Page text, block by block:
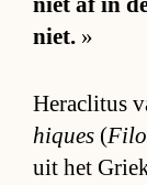
niet. »
He­ra­cli­tus
hiques (
uit het